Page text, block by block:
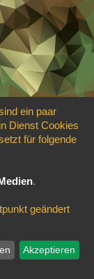
ein paar
Dienst Cookies
für folgende
.
geändert
Akzeptieren